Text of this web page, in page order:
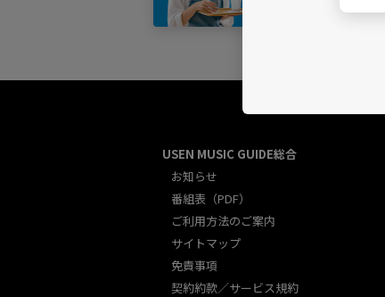
USEN MUSIC GUIDE総合
お知らせ
番組表（PDF）
ご利用方法のご案内
サイトマップ
免責事項
契約約款／サービス規約